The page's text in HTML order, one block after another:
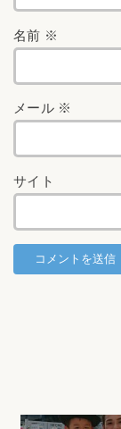
名前 ※
メール ※
サイト